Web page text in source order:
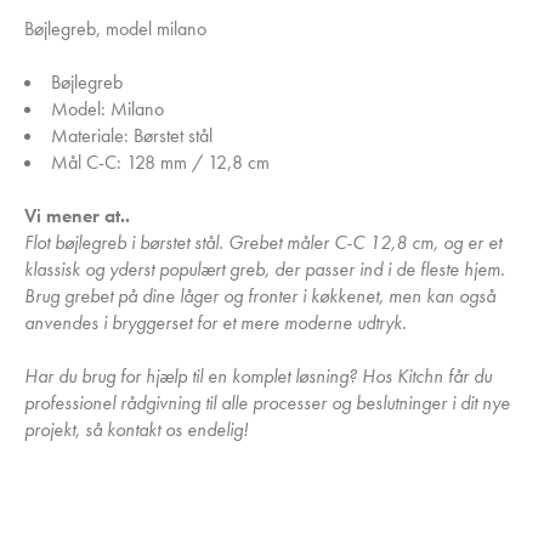
Bøjlegreb, model milano
Bøjlegreb
Model: Milano
Materiale: Børstet stål
Mål C-C: 128 mm / 12,8 cm
Vi mener at..
Flot bøjlegreb i børstet stål. Grebet måler C-C 12,8 cm, og er et
klassisk og yderst populært greb, der passer ind i de fleste hjem.
Brug grebet på dine låger og fronter i køkkenet, men kan også
anvendes i bryggerset for et mere moderne udtryk.
Har du brug for hjælp til en komplet løsning? Hos Kitchn får du
professionel rådgivning til alle processer og beslutninger i dit nye
projekt, så kontakt os endelig!